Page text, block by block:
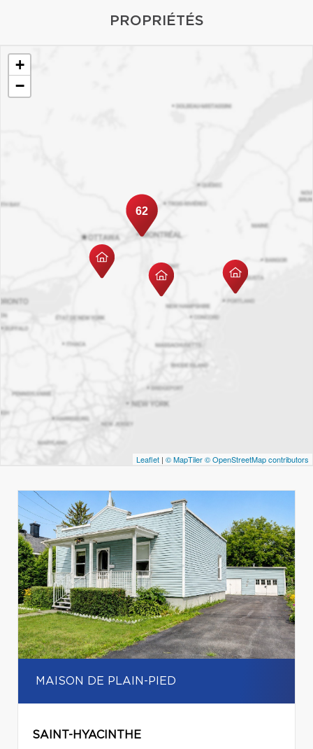
PROPRIÉTÉS
62
+
−
Leaflet | © MapTiler© OpenStreetMap contributors
MAISON DE PLAIN-PIED
SAINT-HYACINTHE